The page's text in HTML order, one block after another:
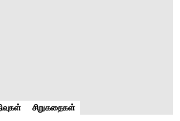
சிறுகதைகள்